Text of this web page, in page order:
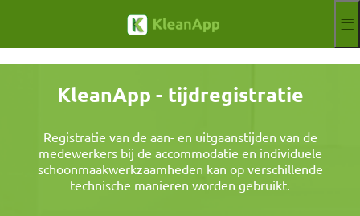
Hilfe
Partner
Banen
Impressum
KleanApp - tijdregistratie
Registratie van de aan- en uitgaanstijden van de
medewerkers bij de accommodatie en individuele
schoonmaakwerkzaamheden kan op verschillende
technische manieren worden gebruikt.